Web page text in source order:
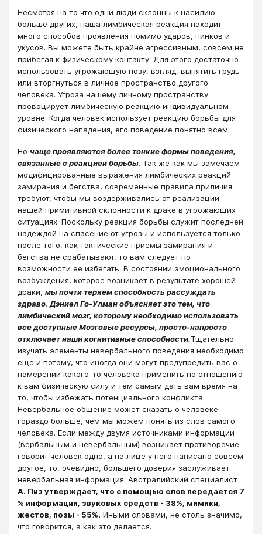
Несмотря на то что одни люди склонны к насилию
больше других, наша лимбическая реакция находит
много способов проявления помимо ударов, пинков и
укусов. Вы можете быть крайне агрессивным, совсем не
прибегая к физическому контакту. Для этого достаточно
использовать угрожающую позу, взгляд, выпятить грудь
или вторгнуться в личное пространство другого
человека. Угроза нашему личному пространству
провоцирует лимбическую реакцию индивидуальном
уровне. Когда человек использует реакцию борьбы для
физического нападения, его поведение понятно всем.
Но чаще проявляются более тонкие формы поведения,
связанные с реакцией борьбы. Так же как мы замечаем
модифицированные выражения лимбических реакций
замирания и бегства, современные правила приличия
требуют, чтобы мы воздерживались от реализации
нашей примитивной склонности к драке в угрожающих
ситуациях. Поскольку реакция борьбы служит последней
надеждой на спасение от угрозы и используется только
после того, как тактические приемы замирания и
бегства не срабатывают, то вам следует по
возможности ее избегать. В состоянии эмоционального
возбуждения, которое возникает в результате хорошей
драки, мы почти теряем способность рассуждать
здраво. Дэниел Го-Улман объясняет это тем, что
лимбический мозг, которому необходимо использовать
все доступные Мозговые ресурсы, просто-напросто
отключает наши когнитивные способности.Тщательно
изучать элементы невербального поведения необходимо
еще и потому, что иногда они могут предупредить вас о
намерении какого-то человека применить по отношению
к вам физическую силу и тем самым дать вам время на
то, чтобы избежать потенциального конфликта.
Невербальное общение может сказать о человеке
гораздо больше, чем мы можем понять из слов самого
человека. Если между двумя источниками информации
(вербальным и невербальным) возникает противоречие:
говорит человек одно, а на лице у него написано совсем
другое, то, очевидно, большего доверия заслуживает
невербальная информация. Австралийский специалист
А. Пиз утверждает, что с помощью слов передается 7
% информации, звуковых средств - 38%, мимики,
жестов, позы - 55%. Иными словами, не столь значимо,
что говорится, а как это делается.